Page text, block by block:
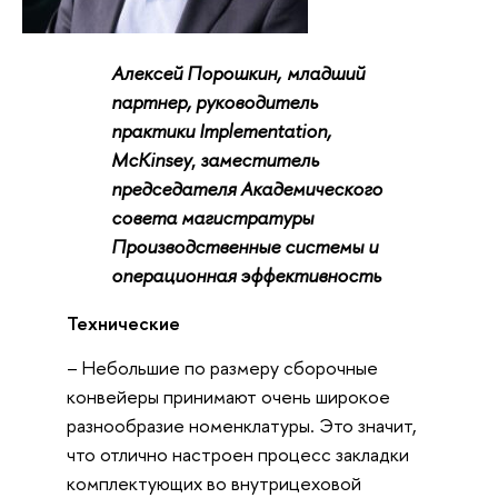
Алексей Порошкин, младший
партнер, руководитель
практики Implementation,
McKinsey, заместитель
председателя Академического
совета магистратуры
Производственные системы и
операционная эффективность
Технические
– Небольшие по размеру сборочные
конвейеры принимают очень широкое
разнообразие номенклатуры. Это значит,
что отлично настроен процесс закладки
комплектующих во внутрицеховой